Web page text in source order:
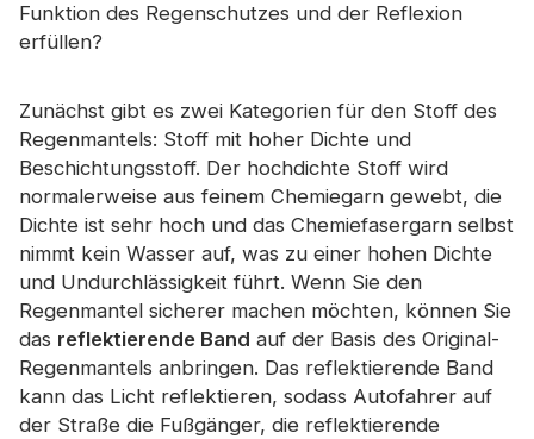
Industrieller Waschbesatz
Neues Produkt
Zertifikat
Katalog
Video
Kontakt
Funktion des Regenschutzes und der Reflexion
erfüllen?
Zunächst gibt es zwei Kategorien für den Stoff des
Regenmantels: Stoff mit hoher Dichte und
Beschichtungsstoff. Der hochdichte Stoff wird
normalerweise aus feinem Chemiegarn gewebt, die
Dichte ist sehr hoch und das Chemiefasergarn selbst
nimmt kein Wasser auf, was zu einer hohen Dichte
und Undurchlässigkeit führt. Wenn Sie den
Regenmantel sicherer machen möchten, können Sie
das reflektierende Band auf der Basis des Original-
Regenmantels anbringen. Das reflektierende Band
kann das Licht reflektieren, sodass Autofahrer auf
der Straße die Fußgänger, die reflektierende